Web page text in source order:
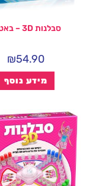
סבלנות 3D – באטמן
₪54.90
מידע נוסף